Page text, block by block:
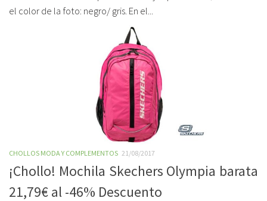
el color de la foto: negro/ gris. En el...
CHOLLOS MODA Y COMPLEMENTOS 21/08/2017
¡Chollo! Mochila Skechers Olympia barata
21,79€ al -46% Descuento